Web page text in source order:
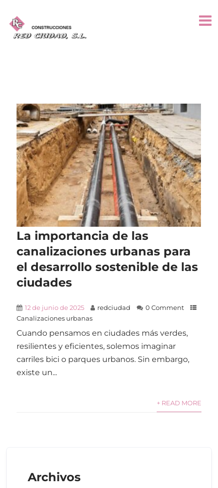
La importancia de las
canalizaciones urbanas para
el desarrollo sostenible de las
ciudades
12 de junio de 2025 redciudad
0 Comment
Canalizaciones urbanas
Cuando pensamos en ciudades más verdes,
resilientes y eficientes, solemos imaginar
carriles bici o parques urbanos. Sin embargo,
existe un...
+ READ MORE
Archivos